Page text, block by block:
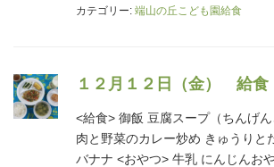
カテゴリー: 端山の丘こども園給食
１２月１２日（金） 給食
<給食> 御飯 豆腐スープ（ちんげ
肉と野菜のカレー炒め きゅうりと
バナナ <おやつ> 牛乳 にんじんお